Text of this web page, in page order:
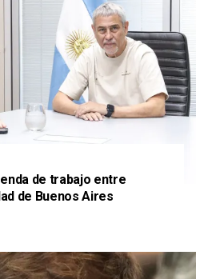
de trabajo entre
de Buenos Aires